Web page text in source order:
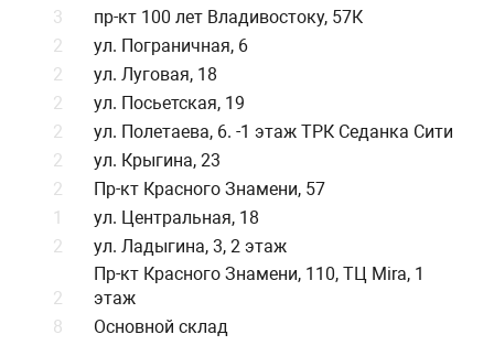
3
пр-кт 100 лет Владивостоку, 57К
2
ул. Пограничная, 6
2
ул. Луговая, 18
2
ул. Посьетская, 19
2
ул. Полетаева, 6. -1 этаж ТРК Седанка Сити
2
ул. Крыгина, 23
2
Пр-кт Красного Знамени, 57
1
ул. Центральная, 18
2
ул. Ладыгина, 3, 2 этаж
2
Пр-кт Красного Знамени, 110, ТЦ Mira, 1
этаж
8
Основной склад